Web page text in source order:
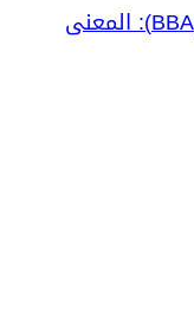
جمعية المصرفيين البريطانيين (BBA): المعنى